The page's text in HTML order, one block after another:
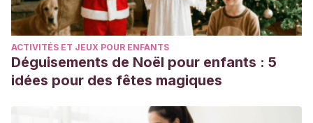
ACTIVITÉS ET JEUX POUR ENFANTS
Déguisements de Noël pour enfants : 5
idées pour des fêtes magiques